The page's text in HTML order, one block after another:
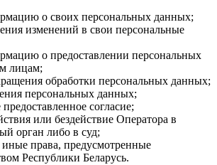
о своих персональных данных;
изменений в свои персональные
о предоставлении персональных
лицам;
обработки персональных данных;
персональных данных;
согласие;
или бездействие Оператора в
орган либо в суд;
иные права, предусмотренные
Республики Беларусь.